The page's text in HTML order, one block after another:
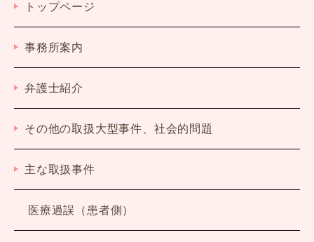
トップページ
事務所案内
弁護士紹介
その他の取扱大型事件、社会的問題
主な取扱事件
医療過誤（患者側）